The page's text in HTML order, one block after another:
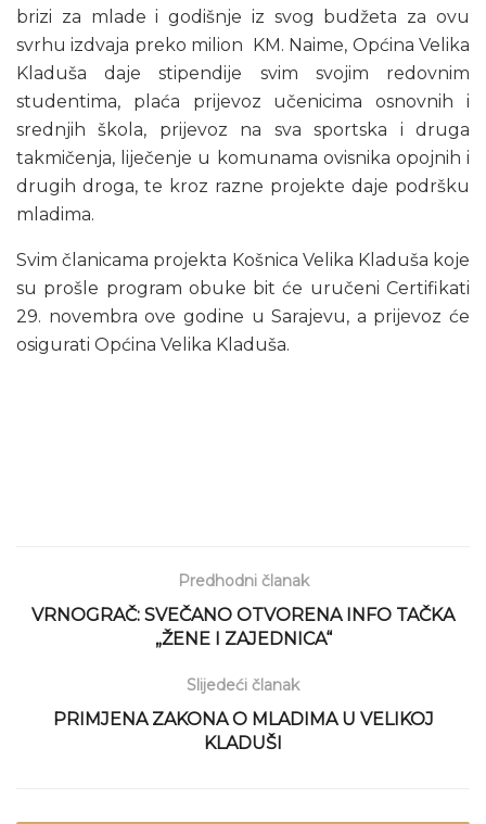
brizi za mlade i godišnje iz svog budžeta za ovu
svrhu izdvaja preko milion KM. Naime, Općina Velika
Kladuša daje stipendije svim svojim redovnim
studentima, plaća prijevoz učenicima osnovnih i
srednjih škola, prijevoz na sva sportska i druga
takmičenja, liječenje u komunama ovisnika opojnih i
drugih droga, te kroz razne projekte daje podršku
mladima.
Svim članicama projekta Košnica Velika Kladuša koje
su prošle program obuke bit će uručeni Certifikati
29. novembra ove godine u Sarajevu, a prijevoz će
osigurati Općina Velika Kladuša.
Predhodni članak
VRNOGRAČ: SVEČANO OTVORENA INFO TAČKA
„ŽENE I ZAJEDNICA“
Slijedeći članak
PRIMJENA ZAKONA O MLADIMA U VELIKOJ
KLADUŠI